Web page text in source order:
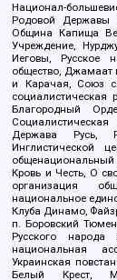
Национал-
Родовой Державы
Община Капища
Учреждение,
Иеговы, Русское
общество, Джамаат
и Карачая, Союз
социалистическая
Благородный
Держава Русь,
Инглистической
Кровь и Честь, О
организация
национальное
Клуба Динамо,
п. Боровский
Русского народа
национальная
Украинская
Белый Крест,